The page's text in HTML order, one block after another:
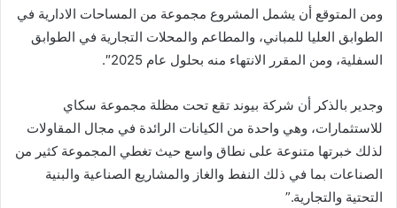
ومن المتوقع أن يشمل المشروع مجموعة من المساحات الادارية في
الطوابق العليا للمباني، والمطاعم والمحلات التجارية في الطوابق
السفلية، ومن المقرر الانتهاء منه بحلول عام 2025″.
وجدير بالذكر أن شركة بيوند تقع تحت مظلة مجموعة سكاي
للاستثمارات، وهي واحدة من الكيانات الرائدة في مجال المقاولات
لذلك خبرتها متنوعة على نطاق واسع حيث تغطي المجموعة كثير من
الصناعات بما في ذلك النفط والغاز والمشاريع الصناعية والبنية
التحتية والتجارية.”